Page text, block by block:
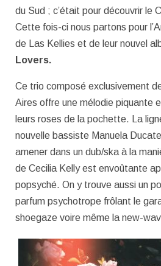
du Sud ; c’était pour découvrir le
Cette fois-ci nous partons pour
de Las Kellies et de leur nouvel
Lovers.
Ce trio composé exclusivement
Aires offre une mélodie piquante
leurs roses de la pochette. La
nouvelle bassiste Manuela
amener dans un dub/ska à la
de Cecilia Kelly est envoûtante
popsyché. On y trouve aussi un
parfum psychotrope frôlant le
shoegaze voire même la new-